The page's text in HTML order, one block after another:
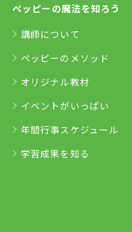
ペッピーの魔法を知ろう
講師について
ペッピーのメソッド
オリジナル教材
イベントがいっぱい
年間行事スケジュール
学習成果を知る